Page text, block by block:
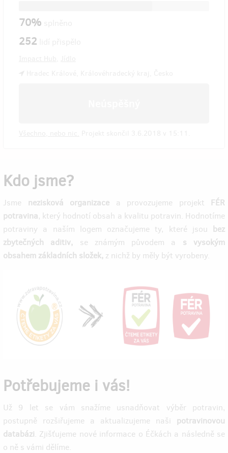
70%
252
Kdo jsme?
Jsme nezisková organizace a provozujeme projekt FÉR
potravina, který hodnotí obsah a kvalitu potravin. Hodnotíme
potraviny a naším logem označujeme ty, které jsou bez
zbytečných aditiv, se známým původem a s vysokým
obsahem základních složek, z nichž by měly být vyrobeny.
Potřebujeme i vás!
Už 9 let se vám snažíme usnadňovat výběr potravin,
postupně rozšiřujeme a aktualizujeme naši potravinovou
databázi. Zjišťujeme nové informace o Éčkách a následně se
o ně s vámi dělíme.